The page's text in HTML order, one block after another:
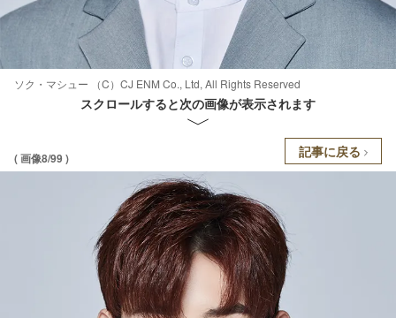
ソク・マシュー （C）CJ ENM Co., Ltd, All Rights Reserved
スクロールすると次の画像が表示されます
( 画像8/99 ) 記事に戻る